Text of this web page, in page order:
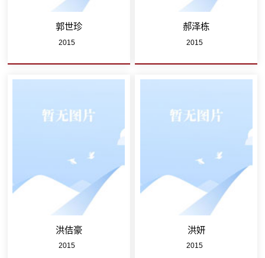
郭世珍
2015
郝泽栋
2015
洪佶豪
2015
洪妍
2015